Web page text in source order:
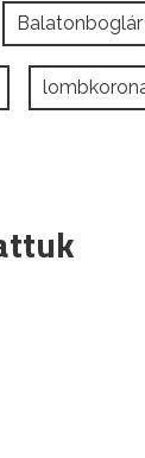
Balatonboglár